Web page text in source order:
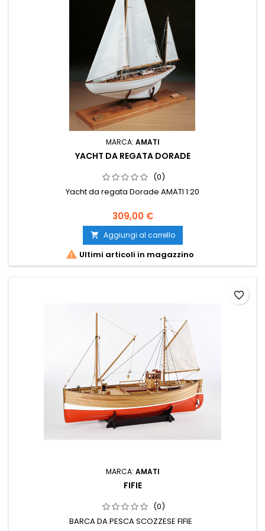
MARCA: AMATI
YACHT DA REGATA DORADE
(0)
Yacht da regata Dorade AMATI 1:20
309,00 €
 Aggiungi al carrello
 Ultimi articoli in magazzino
MARCA: AMATI
FIFIE
(0)
BARCA DA PESCA SCOZZESE FIFIE
favorite_border